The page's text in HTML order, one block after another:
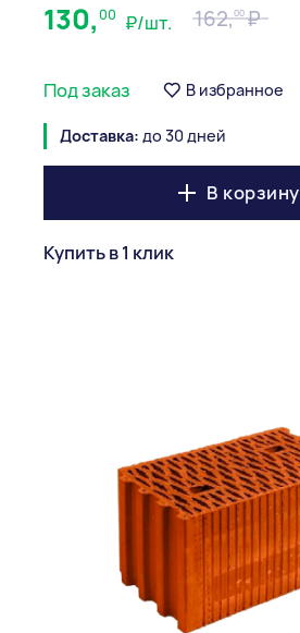
130,00 ₽/шт. 162,00
Под заказ В избранное
Доставка: до 30 дней
В корзину
Купить в 1 клик